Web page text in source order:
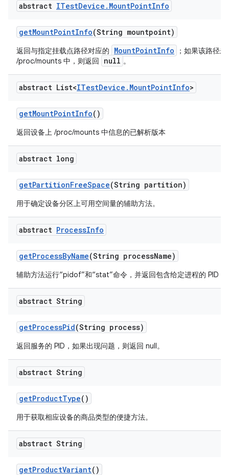
abstract ITestDevice . MountPointInfo
getMountPointInfo(String mountpoint)
返回与指定挂载点路径对应的 MountPointInfo
；如果该路径
/proc/mounts 中，则返回
null 。
abstract List<ITestDevice . MountPointInfo>
getMountPointInfo()
返回设备上 /proc/mounts 中信息的已解析版本
abstract long
getPartitionFreeSpace(String partition)
用于确定设备分区上可用空间量的辅助方法。
abstract ProcessInfo
getProcessByName(String processName)
辅助方法运行“pidof”和“stat”命令，并返回包含给定进程的 PID
abstract String
getProcessPid(String process)
返回服务的 PID，如果出现问题，则返回 null。
abstract String
getProductType()
用于获取相应设备的商品类型的便捷方法。
abstract String
getProductVariant()